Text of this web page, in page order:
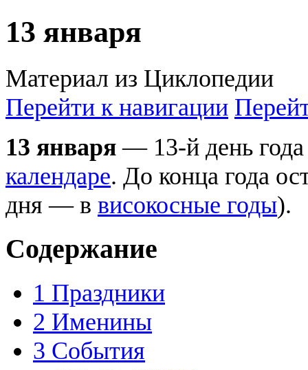
13 января
Материал из Циклопедии
Перейти к навигации
13 января — 13-й день
календаре. До конца года
дня — в високосные годы).
Содержание
1 Праздники
2 Именины
3 События